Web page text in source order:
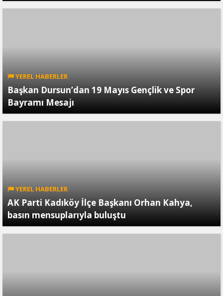
YEREL HABERLER
Başkan Dursun’dan 19 Mayıs Gençlik ve Spor
Bayramı Mesajı
YEREL HABERLER
AK Parti Kadıköy İlçe Başkanı Orhan Kahya,
basın mensuplarıyla buluştu